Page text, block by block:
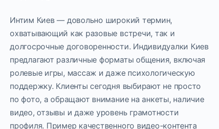
Интим Киев — довольно широкий термин,
охватывающий как разовые встречи, так и
долгосрочные договоренности. Индивидуалки Киев
предлагают различные форматы общения, включая
ролевые игры, массаж и даже психологическую
поддержку. Клиенты сегодня выбирают не просто
по фото, а обращают внимание на анкеты, наличие
видео, отзывы и даже уровень грамотности
профиля. Пример качественного видео-контента